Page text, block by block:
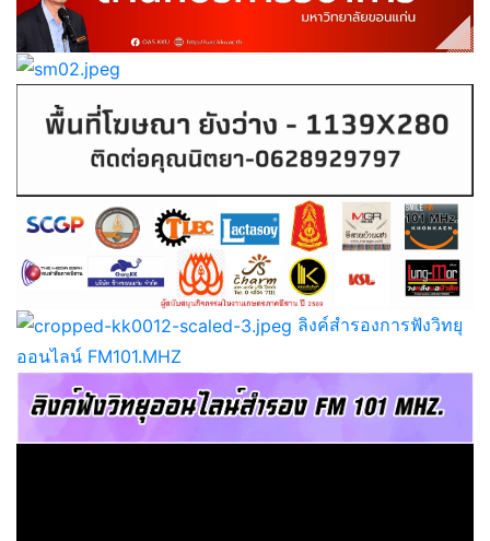
ลิงค์สำรองการฟังวิทยุ
ออนไลน์ FM101.MHZ